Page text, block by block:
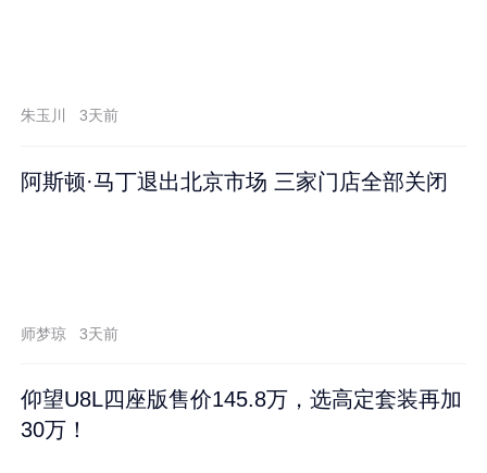
朱玉川 3天前
阿斯顿·马丁退出北京市场 三家门店全部关闭
师梦琼 3天前
仰望U8L四座版售价145.8万，选高定套装再加
30万！